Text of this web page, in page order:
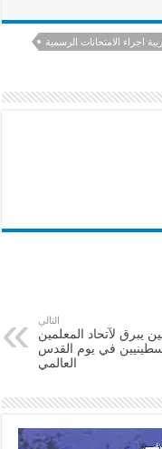
اجراء الامتحانات الرسمية
التالي
يبرق لآتحاد المعلمين
في يوم القدس
العالمي